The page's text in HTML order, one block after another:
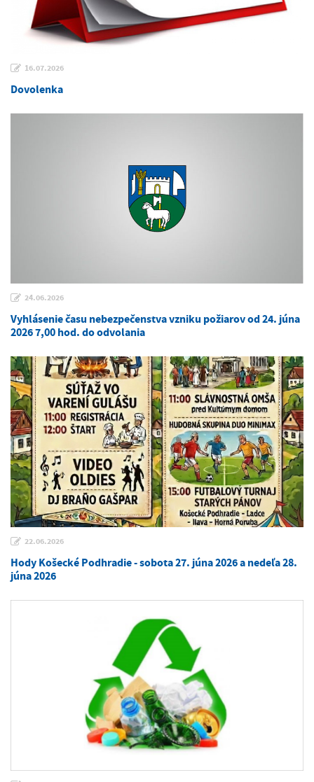
16.07.2026
Dovolenka
24.06.2026
Vyhlásenie času nebezpečenstva vzniku požiarov od 24. júna
2026 7,00 hod. do odvolania
22.06.2026
Hody Košecké Podhradie - sobota 27. júna 2026 a nedeľa 28.
júna 2026